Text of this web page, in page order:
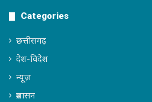
Categories
छत्तीसगढ़
देश-विदेश
न्यूज़
प्रशासन